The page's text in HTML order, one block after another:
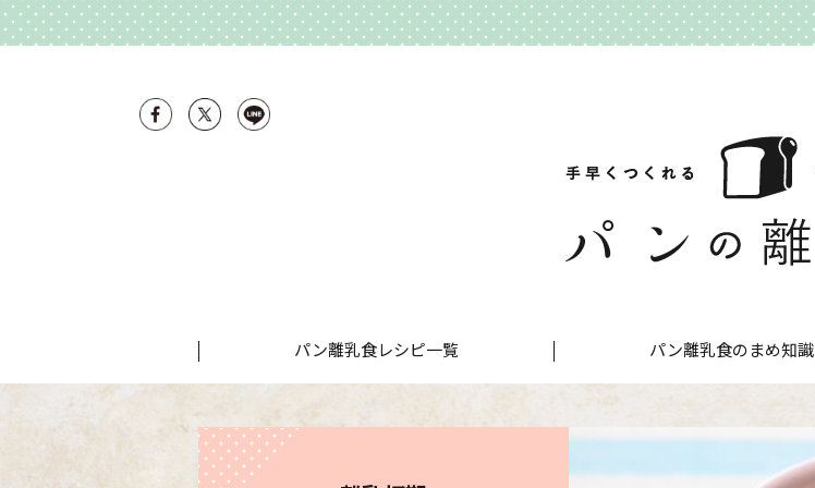
パン離乳食レシピ一覧 パン離乳食のまめ知識